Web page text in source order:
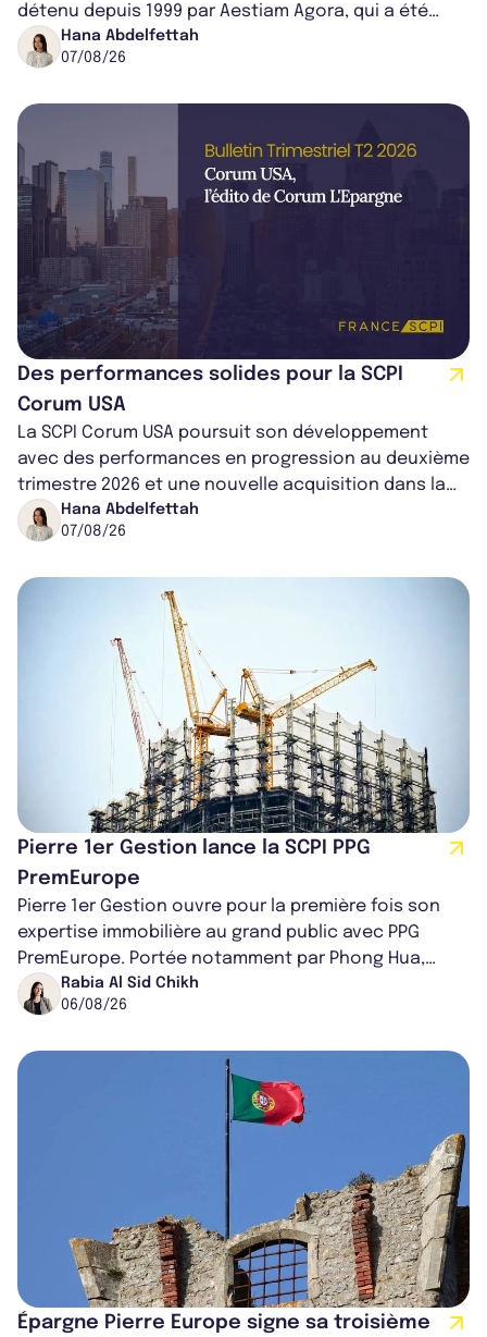
détenu depuis 1999 par Aestiam Agora, qui a été
cédé avec une plus-value...
Hana Abdelfettah
07/08/26
Des performances solides pour la SCPI
Corum USA
La SCPI Corum USA poursuit son développement
avec des performances en progression au deuxième
trimestre 2026 et une nouvelle acquisition dans la
région de Chicago. Entre hausse de...
Hana Abdelfettah
07/08/26
Pierre 1er Gestion lance la SCPI PPG
PremEurope
Pierre 1er Gestion ouvre pour la première fois son
expertise immobilière au grand public avec PPG
PremEurope. Portée notamment par Phong Hua,
ancien directeur des investissements d...
Rabia Al Sid Chikh
06/08/26
Épargne Pierre Europe signe sa troisième